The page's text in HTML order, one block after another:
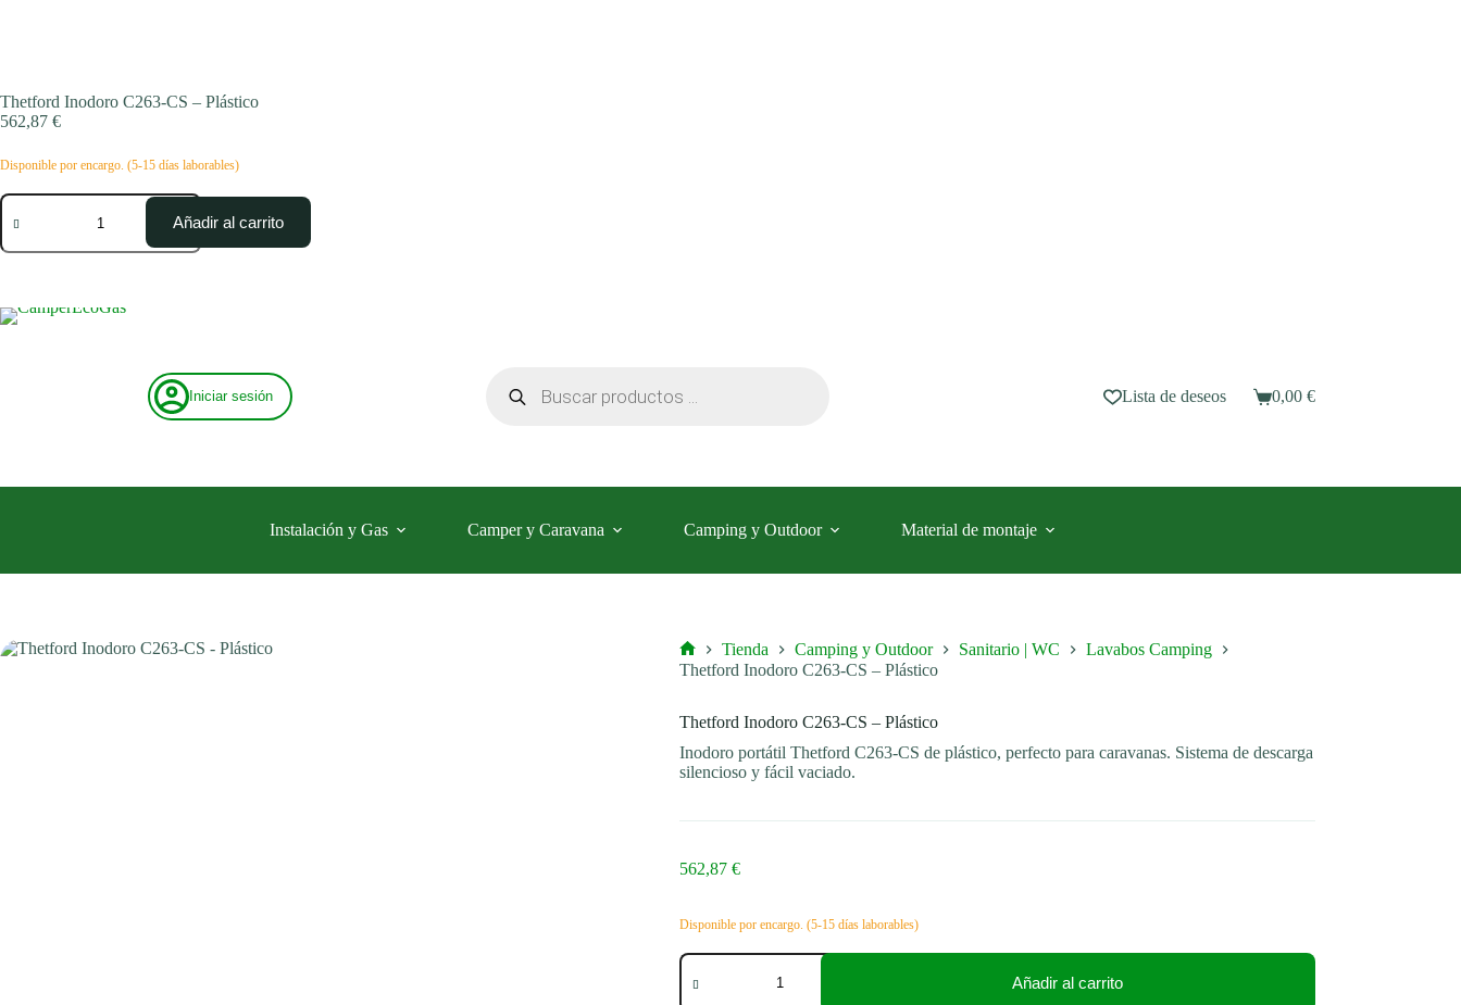
Thetford Inodoro C263-CS – Plástico
562,87 €
Disponible por encargo. (5-15 días laborables)
Thetford
Inodoro
CS
cantidad
Añadir al carrito
Iniciar sesión
productos
Lista de deseos
Carro
0,00 €
Instalación y Gas Camper y Caravana Camping y Outdoor Material de montaje
Inicio
Tienda Camping y Outdoor Sanitario | WC
Lavabos Camping
Thetford Inodoro C263-CS – Plástico
Thetford Inodoro C263-CS – Plástico
Inodoro portátil Thetford C263-CS de plástico, perfecto para caravanas. Sistema de descarga
silencioso y fácil vaciado.
562,87 €
Disponible por encargo. (5-15 días laborables)
Thetford
Inodoro
Añadir al carrito